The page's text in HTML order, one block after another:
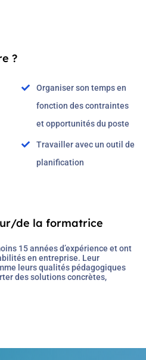
?
Organiser son temps en
fonction des contraintes
et opportunités du poste
Travailler avec un outil de
planification
de la formatrice